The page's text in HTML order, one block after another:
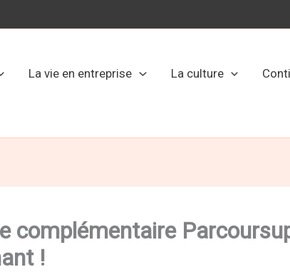
La vie en entreprise La culture
complémentaire
!